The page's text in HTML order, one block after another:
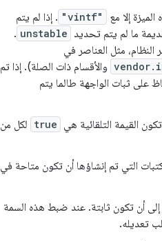
إلا مع "vintf" . إذا لم يتم
ما لم يتم تحديد unstable
.
مثل العناصر في
والأقسام ذات الصلة). إذا تم
على ثبات الواجهة طالما يتم
true لكل من
التي تم إنشاؤها أن تكون متاحة في
إلى أن تكون ثابتة. عند ضبط هذه السمة
تعديله.